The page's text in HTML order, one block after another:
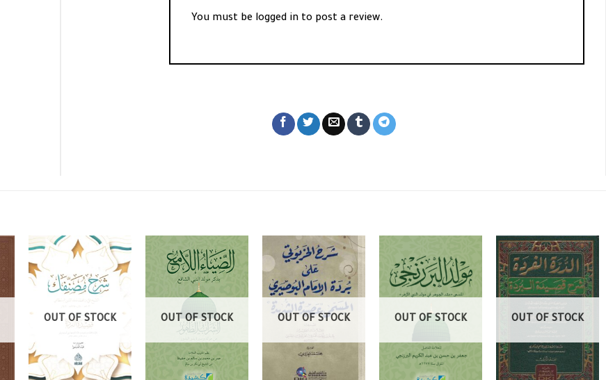
You must be logged in to post a review.
OUT OF STOCK OUT OF STOCK OUT OF STOCK OUT OF STOCK OUT OF STOCK